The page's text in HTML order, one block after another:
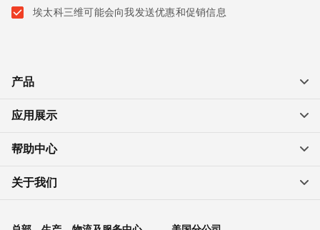
埃太科三维可能会向我发送优惠和促销信息
产品
应用展示
帮助中心
关于我们